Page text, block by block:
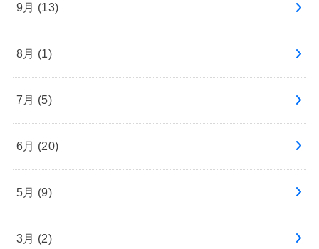
9月 (13)
8月 (1)
7月 (5)
6月 (20)
5月 (9)
3月 (2)